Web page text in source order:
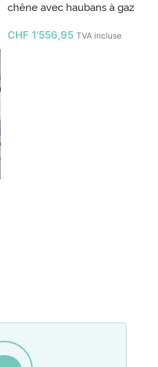
chêne avec haubans à gaz
CHF 1'556,95 TVA incluse